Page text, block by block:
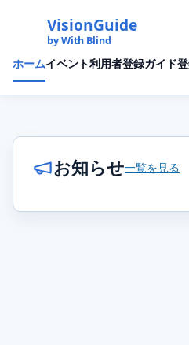
VisionGuide
by With Blind
ホームイベント利用者登録ガイド
VisionGuide ト
お知らせ一覧を見る